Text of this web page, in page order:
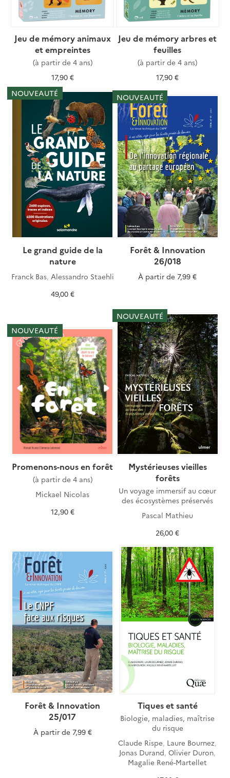
Jeu de mémory animaux
et empreintes
(à partir de 4 ans)
17,90 €
Jeu de mémory arbres et
feuilles
(à partir de 4 ans)
17,90 €
NOUVEAUTÉ
Le grand guide de la
nature
Franck Bas, Alessandro Staehli
49,00 €
NOUVEAUTÉ
Forêt & Innovation
26/018
À partir de 7,99 €
NOUVEAUTÉ
Promenons-nous en forêt
(à partir de 4 ans)
Mickael Nicolas
12,90 €
NOUVEAUTÉ
Mystérieuses vieilles
forêts
Un voyage immersif au cœur
des écosystèmes préservés
Pascal Mathieu
26,00 €
Forêt & Innovation
25/017
À partir de 7,99 €
Tiques et santé
Biologie, maladies, maîtrise
du risque
Claude Rispe, Laure Bournez,
Jonas Durand,Olivier Duron,
Magalie René-Martellet